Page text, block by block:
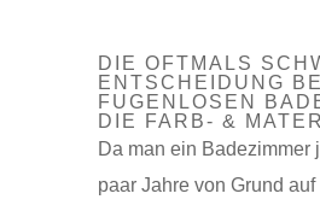
DIE OFTMALS
ENTSCHEIDUNG
FUGENLOSEN
DIE FARB- &
Da man ein Badezimmer
paar Jahre von Grund